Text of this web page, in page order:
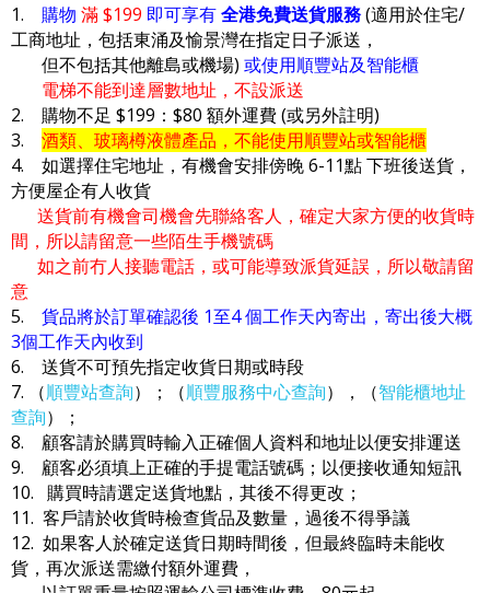
1. 購物 滿 $199 即可享有全港免費送貨服務(適用於住宅/
工商地址，包括東涌及愉景灣在指定日子派送，
但不包括其他離島或機場) 或使用順豐站及智能櫃
電梯不能到達層數地址，不設派送
2. 購物不足 $199：$80 額外運費 (或另外註明)
3. 酒類、玻璃樽液體產品，不能使用順豐站或智能櫃
4. 如選擇住宅地址，有機會安排傍晚 6-11點 下班後送貨，
方便屋企有人收貨
送貨前有機會司機會先聯絡客人，確定大家方便的收貨時
間，所以請留意一些陌生手機號碼
如之前冇人接聽電話，或可能導致派貨延誤，所以敬請留
意
5. 貨品將於訂單確認後 1至4 個工作天內寄出，寄出後大概
3個工作天內收到
6. 送貨不可預先指定收貨日期或時段
7. （順豐站查詢）；（順豐服務中心查詢），（智能櫃地址
查詢）；
8. 顧客請於購買時輸入正確個人資料和地址以便安排運送
9. 顧客必須填上正確的手提電話號碼；以便接收通知短訊
10. 購買時請選定送貨地點，其後不得更改；
11. 客戶請於收貨時檢查貨品及數量，過後不得爭議
12. 如果客人於確定送貨日期時間後，但最終臨時未能收
貨，再次派送需繳付額外運費，